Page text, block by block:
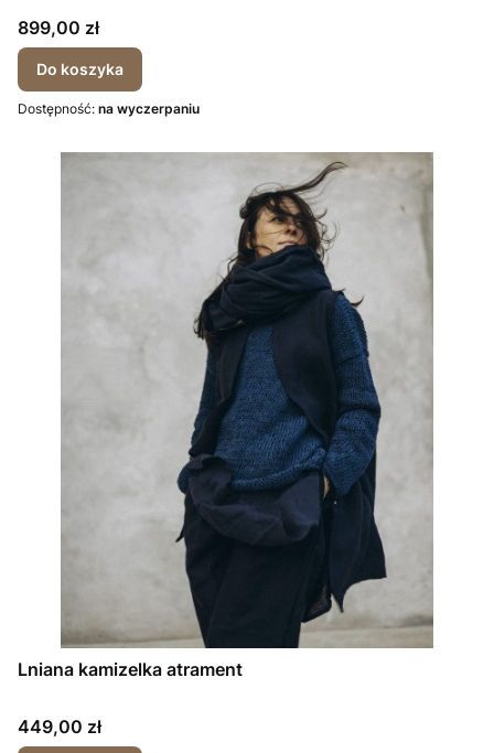
Cena
899,00 zł
Do koszyka
Dostępność: na wyczerpaniu
Lniana kamizelka atrament
Cena
449,00 zł